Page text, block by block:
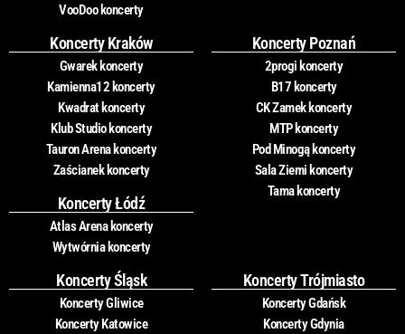
VooDoo koncerty
Koncerty Kraków
Gwarek koncerty
Kamienna12 koncerty
Kwadrat koncerty
Klub Studio koncerty
Tauron Arena koncerty
Zaścianek koncerty
Koncerty Łódź
Atlas Arena koncerty
Wytwórnia koncerty
Koncerty Poznań
2progi koncerty
B17 koncerty
CK Zamek koncerty
MTP koncerty
Pod Minogą koncerty
Sala Ziemi koncerty
Tama koncerty
Koncerty Śląsk
Koncerty Gliwice
Koncerty Katowice
Koncerty Trójmiasto
Koncerty Gdańsk
Koncerty Gdynia